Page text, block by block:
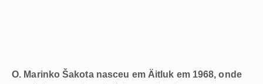
O. Marinko Šakota nasceu em Äitluk em 1968, onde